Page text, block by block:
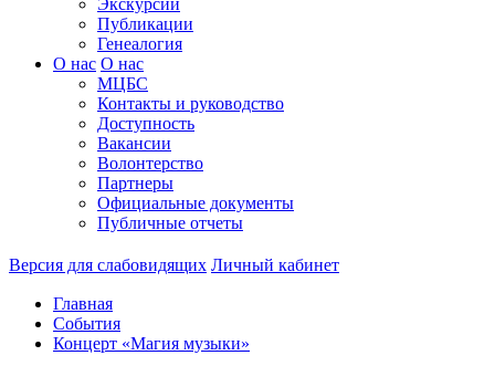
Экскурсии
Публикации
Генеалогия
О нас О нас
МЦБС
Контакты и руководство
Доступность
Вакансии
Волонтерство
Партнеры
Официальные документы
Публичные отчеты
Версия для слабовидящих Личный кабинет
Главная
События
Концерт «Магия музыки»